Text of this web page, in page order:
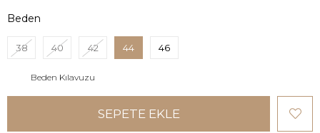
Beden
38 40 42 44 46
Beden Kılavuzu